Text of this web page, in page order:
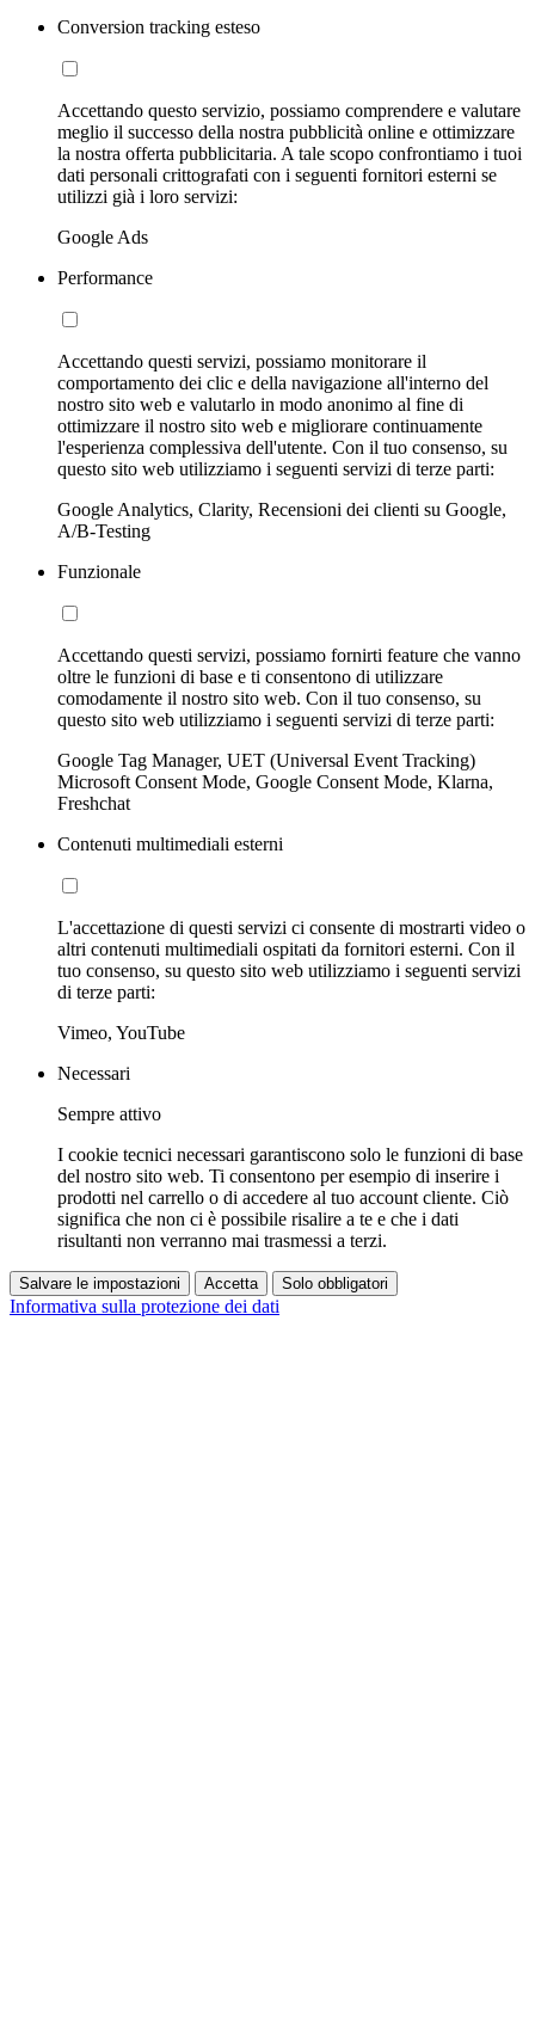
Conversion tracking esteso
Accettando questo servizio, possiamo comprendere e valutare
meglio il successo della nostra pubblicità online e ottimizzare
la nostra offerta pubblicitaria. A tale scopo confrontiamo i tuoi
dati personali crittografati con i seguenti fornitori esterni se
utilizzi già i loro servizi:
Google Ads
Performance
Accettando questi servizi, possiamo monitorare il
comportamento dei clic e della navigazione all'interno del
nostro sito web e valutarlo in modo anonimo al fine di
ottimizzare il nostro sito web e migliorare continuamente
l'esperienza complessiva dell'utente. Con il tuo consenso, su
questo sito web utilizziamo i seguenti servizi di terze parti:
Google Analytics, Clarity, Recensioni dei clienti su Google,
A/B-Testing
Funzionale
Accettando questi servizi, possiamo fornirti feature che vanno
oltre le funzioni di base e ti consentono di utilizzare
comodamente il nostro sito web. Con il tuo consenso, su
questo sito web utilizziamo i seguenti servizi di terze parti:
Google Tag Manager, UET (Universal Event Tracking)
Microsoft Consent Mode, Google Consent Mode, Klarna,
Freshchat
Contenuti multimediali esterni
L'accettazione di questi servizi ci consente di mostrarti video o
altri contenuti multimediali ospitati da fornitori esterni. Con il
tuo consenso, su questo sito web utilizziamo i seguenti servizi
di terze parti:
Vimeo, YouTube
Necessari
Sempre attivo
I cookie tecnici necessari garantiscono solo le funzioni di base
del nostro sito web. Ti consentono per esempio di inserire i
prodotti nel carrello o di accedere al tuo account cliente. Ciò
significa che non ci è possibile risalire a te e che i dati
risultanti non verranno mai trasmessi a terzi.
Salvare le impostazioni Accetta Solo obbligatori
Informativa sulla protezione dei dati